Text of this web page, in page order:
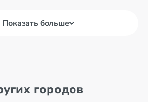
Показать больше
городов